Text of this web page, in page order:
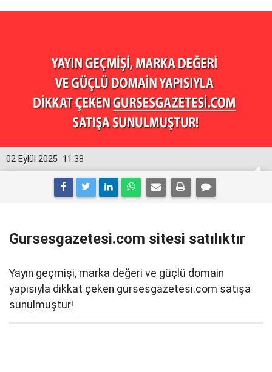
11:38
02 Eylül 2025
Gursesgazetesi.com sitesi satılıktır
Yayın geçmişi, marka değeri ve güçlü domain
yapısıyla dikkat çeken gursesgazetesi.com satışa
sunulmuştur!